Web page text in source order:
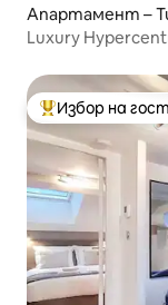
Апартамент –
Luxury
Най-популярен
Избор на